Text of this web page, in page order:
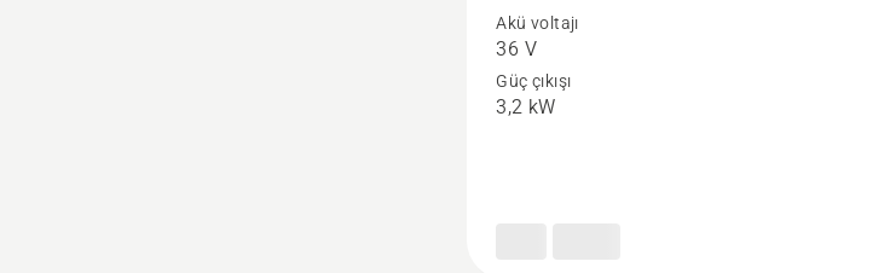
hakkında
daha
fazla
ayrıntı
Akü voltajı
36 V
Güç çıkışı
3,2 kW